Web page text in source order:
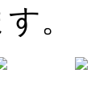
。